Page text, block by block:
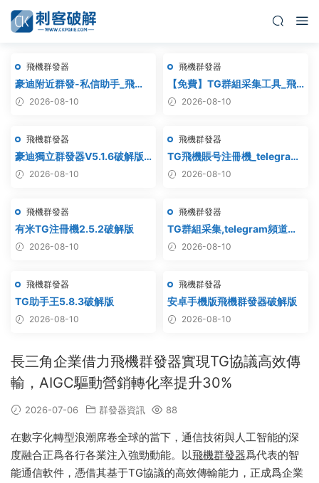
飛機群發器
豪迪附近群發-私信助手_飛機
附近群發,TG電報附近私
2026-08-10
飛機群發器
【免費】TG群組采集工具_飛
機群組采集軟件_電報群組采集
2026-08-10
飛機群發器
豪迪獨立群發器V5.1.6破解版 –
飛機群發器,TG群發器,群發器
群發,協議軟件
2026-08-10
飛機群發器
TG飛機賬号注冊機_telegram
注冊機_電報飛機号注冊機破解
2026-08-10
飛機群發器
有米TG注冊機2.5.2破解版
2026-08-10
飛機群發器
TG群組采集,telegram頻道采
集,電報群鏈接采集,飛機頻道鏈
2026-08-10
飛機群發器
TG助手王5.8.3破解版
2026-08-10
飛機群發器
安卓手機版飛機群發器破解版
2026-08-10
長三角企業借力飛機群發器實現TG協議高效傳
輸，AIGC驅動營銷轉化率提升30%
2026-07-06 群發器資訊 88
在數字化轉型浪潮席卷全球的當下，通信技術與人工智能的深
度融合正爲各行各業注入強勁動能。以飛機群發器爲代表的智
能通信軟件，憑借其基于TG協議的高效傳輸能力，正成爲企業